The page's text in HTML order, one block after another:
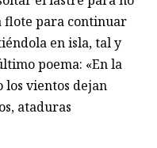
para continuar
en isla, tal y
poema: «En la
vientos dejan
ataduras